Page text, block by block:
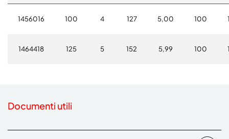
1456016 100 4 127 5,00 100
1464418 125 5 152 5,99 100
Documenti utili